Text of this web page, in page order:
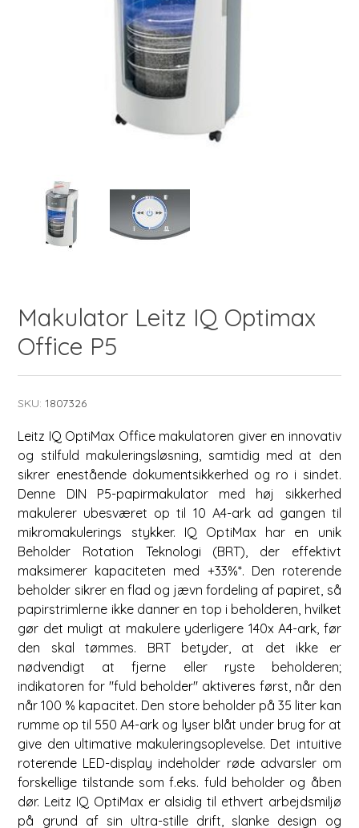
Makulator Leitz IQ Optimax
Office P5
SKU: 1807326
Leitz IQ OptiMax Office makulatoren giver en innovativ
og stilfuld makuleringsløsning, samtidig med at den
sikrer enestående dokumentsikkerhed og ro i sindet.
Denne DIN P5-papirmakulator med høj sikkerhed
makulerer ubesværet op til 10 A4-ark ad gangen til
mikromakulerings stykker. IQ OptiMax har en unik
Beholder Rotation Teknologi (BRT), der effektivt
maksimerer kapaciteten med +33%*. Den roterende
beholder sikrer en flad og jævn fordeling af papiret, så
papirstrimlerne ikke danner en top i beholderen, hvilket
gør det muligt at makulere yderligere 140x A4-ark, før
den skal tømmes. BRT betyder, at det ikke er
nødvendigt at fjerne eller ryste beholderen;
indikatoren for "fuld beholder" aktiveres først, når den
når 100 % kapacitet. Den store beholder på 35 liter kan
rumme op til 550 A4-ark og lyser blåt under brug for at
give den ultimative makuleringsoplevelse. Det intuitive
roterende LED-display indeholder røde advarsler om
forskellige tilstande som f.eks. fuld beholder og åben
dør. Leitz IQ OptiMax er alsidig til ethvert arbejdsmiljø
på grund af sin ultra-stille drift, slanke design og